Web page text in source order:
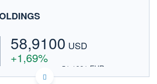
PRODUITS DE BOURSE
FORUM
HISTORIQUE
58,9100 USD
+1,69%
51,1221 EUR
INDICE DE RÉFÉRENCE
NASDAQ COMPOSITE